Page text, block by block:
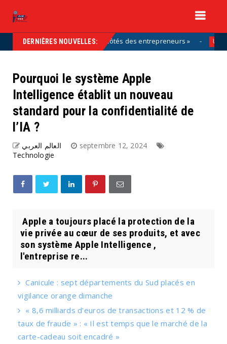
DERNIÈRES NOUVELLES:
de la solution, aux côtés des entrepreneurs »
Pourquoi le système Apple
Intelligence établit un nouveau
standard pour la confidentialité de
l’IA ?
العالم العربي
septembre 12, 2024
Technologie
Apple a toujours placé la protection de la
vie privée au cœur de ses produits, et avec
son système Apple Intelligence ,
l'entreprise re...
Canicule : sept départements du Sud placés en
vigilance orange dimanche
« 8,6 milliards d'euros de transactions et 12 % de
taux de fraude » : « Il est temps que le marché de la
carte-cadeau soit encadré »